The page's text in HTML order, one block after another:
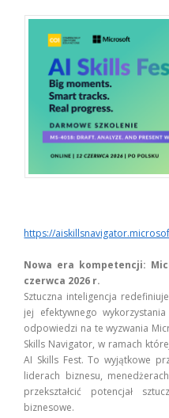
https://
Nowa era kompetencji:
czerwca 2026 r.
Sztuczna inteligencja
jej efektywnego
odpowiedzi na te wyzwania
Skills Navigator, w ramach
AI Skills Fest. To wyjątkowe
liderach biznesu,
przekształcić potencjał
biznesowe.